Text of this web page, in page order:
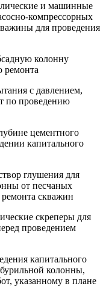
и машинные
компрессорных
для проведения
колонну
ремонта
с давлением,
по проведению
цементного
капитального
глушения для
от песчаных
скважин
скреперы для
проведением
капитального
колонны,
указанному в плане